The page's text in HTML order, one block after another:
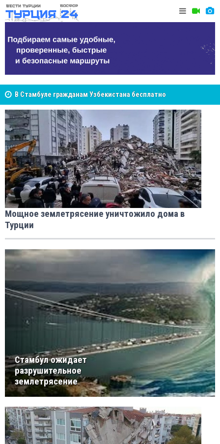
В Стамбуле гражданам Узбекистана бесплатно
NCS Jeans: турецкий бренд, покоривший сердца
покупателей Центральной Азии
Мощное землетрясение уничтожило дома в
Турции
Стамбул ожидает
разрушительное
землетрясение